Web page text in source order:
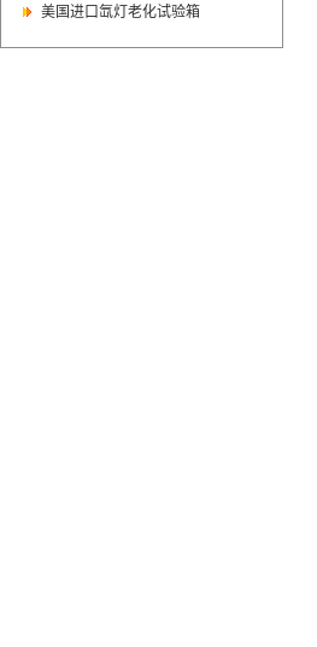
美国进口氙灯老化试验箱